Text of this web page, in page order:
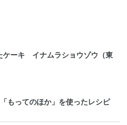
ケーキ イナムラショウゾウ（東
もってのほか」を使ったレシピ